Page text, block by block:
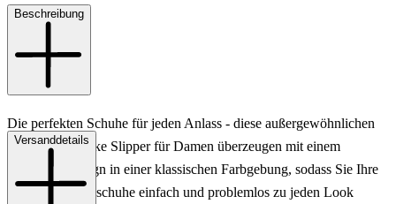
Beschreibung
Die perfekten Schuhe für jeden Anlass - diese außergewöhnlichen
Konstantin Starke Slipper für Damen überzeugen mit einem
modernen Design in einer klassischen Farbgebung, sodass Sie Ihre
neuen Lieblingsschuhe einfach und problemlos zu jeden Look
Versanddetails